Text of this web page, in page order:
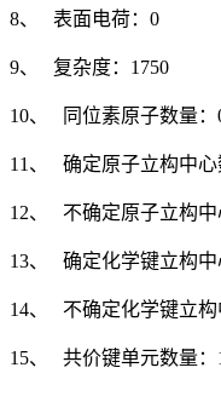
8、 表面电荷：0
9、 复杂度：1750
10、 同位素原子数量：
11、 确定原子立构中心
12、 不确定原子立构中
13、 确定化学键立构中
14、 不确定化学键立构
15、 共价键单元数量：